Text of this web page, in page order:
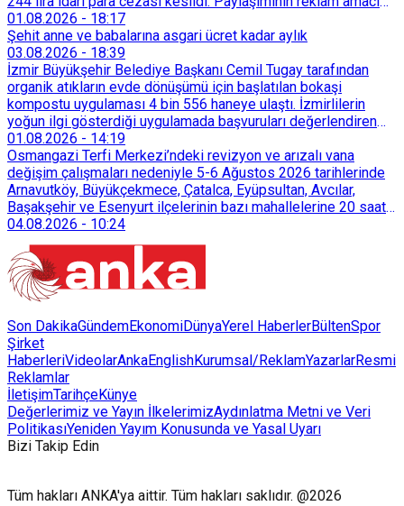
taşımadığını savunan Dören, cezanın iptali için yargıya
başvurdu.
01.08.2026 - 18:17
Şehit anne ve babalarına asgari ücret kadar aylık
03.08.2026 - 18:39
İzmir Büyükşehir Belediye Başkanı Cemil Tugay tarafından
organik atıkların evde dönüşümü için başlatılan bokaşi
kompostu uygulaması 4 bin 556 haneye ulaştı. İzmirlilerin
yoğun ilgi gösterdiği uygulamada başvuruları değerlendiren
Tarımsal Hizmetler Dairesi Başkanlığı, farklı ilçelerde toplam
128 bokaşi kompost eğitimi düzenleyerek İzmirlileri
sürdürülebilir atık yönetimi sistemine dahil etti.
01.08.2026 - 14:19
Osmangazi Terfi Merkezi’ndeki revizyon ve arızalı vana
değişim çalışmaları nedeniyle 5-6 Ağustos 2026 tarihlerinde
Arnavutköy, Büyükçekmece, Çatalca, Eyüpsultan, Avcılar,
Başakşehir ve Esenyurt ilçelerinin bazı mahallelerine 20 saat
süreyle su verilemeyecek.
04.08.2026 - 10:24
Son DakikaGündemEkonomiDünyaYerel HaberlerBültenSpor
Şirket
HaberleriVideolarAnkaEnglishKurumsal/ReklamYazarlarResmi
Reklamlar
İletişimTarihçeKünye
Değerlerimiz ve Yayın İlkelerimizAydınlatma Metni ve Veri
PolitikasıYeniden Yayım Konusunda ve Yasal Uyarı
Bizi Takip Edin
Tüm hakları ANKA'ya aittir. Tüm hakları saklıdır. @2026